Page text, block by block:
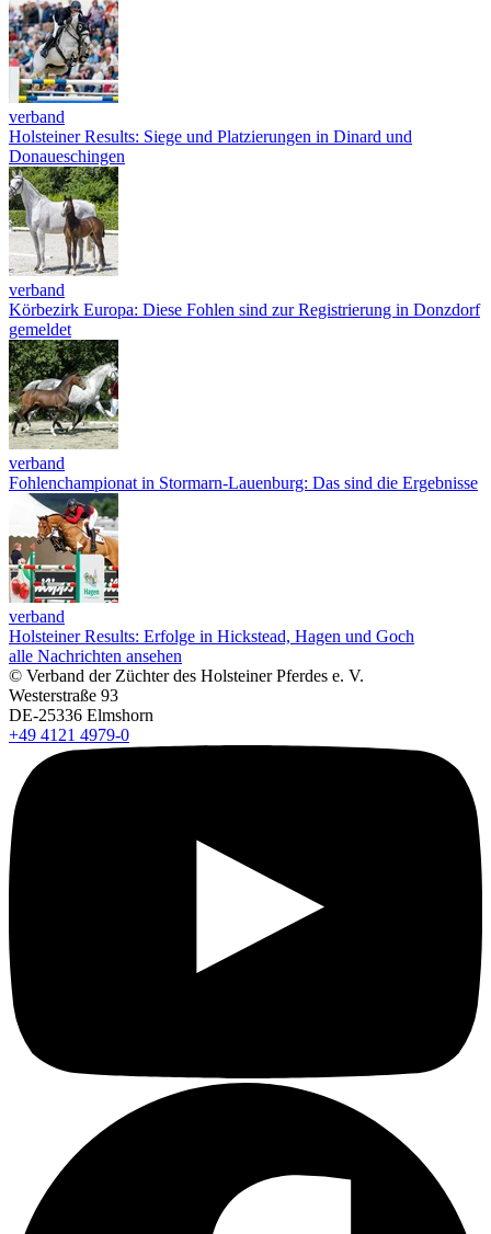
verband
Holsteiner Results: Siege und Platzierungen in Dinard und
Donaueschingen
verband
Körbezirk Europa: Diese Fohlen sind zur Registrierung in Donzdorf
gemeldet
verband
Fohlenchampionat in Stormarn-Lauenburg: Das sind die Ergebnisse
verband
Holsteiner Results: Erfolge in Hickstead, Hagen und Goch
alle Nachrichten ansehen
© Verband der Züchter des Holsteiner Pferdes e. V.
Westerstraße 93
DE-25336 Elmshorn
+49 4121 4979-0